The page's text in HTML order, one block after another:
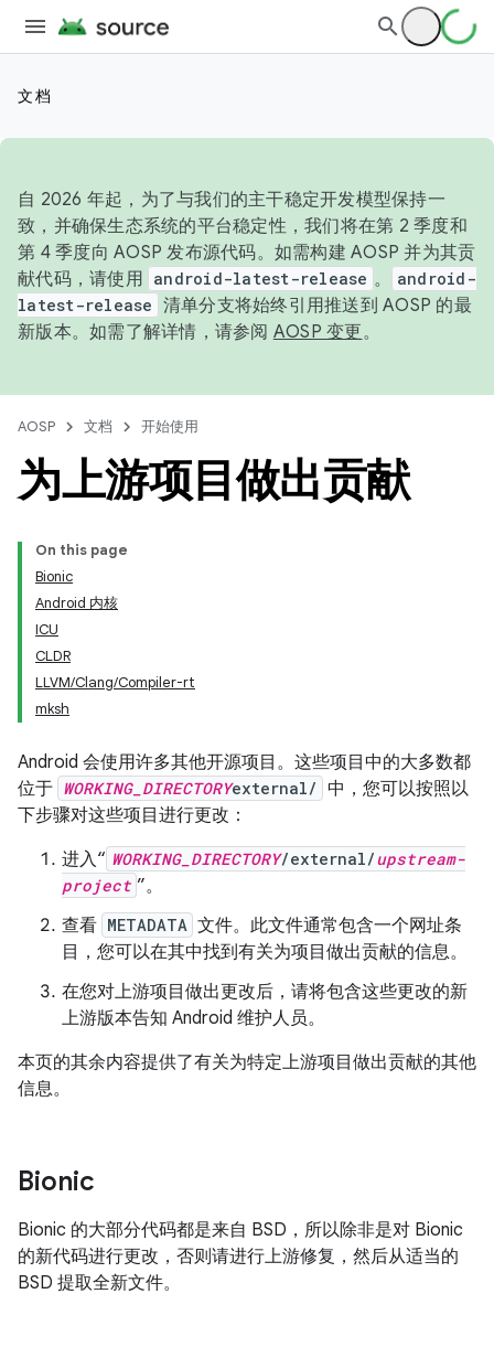
文档
自 2026 年起，为了与我们的主干稳定开发模型保持一
致，并确保生态系统的平台稳定性，我们将在第 2 季度和
第 4 季度向 AOSP 发布源代码。如需构建 AOSP 并为其贡
献代码，请使用 android-latest-release 。
android-
latest-release 清单分支将始终引用推送到 AOSP 的最
新版本。如需了解详情，请参阅 AOSP 变更。
AOSP 文档 开始使用
为上游项目做出贡献
On this page
Bionic
Android 内核
ICU
CLDR
LLVM/Clang/Compiler-rt
mksh
Android 会使用许多其他开源项目。这些项目中的大多数都
位于 WORKING_DIRECTORYexternal/ 中，您可以按照以
下步骤对这些项目进行更改：
进入“ WORKING_DIRECTORY/external/upstream-
project ”。
查看 METADATA 文件。此文件通常包含一个网址条
目，您可以在其中找到有关为项目做出贡献的信息。
在您对上游项目做出更改后，请将包含这些更改的新
上游版本告知 Android 维护人员。
本页的其余内容提供了有关为特定上游项目做出贡献的其他
信息。
Bionic
Bionic 的大部分代码都是来自 BSD，所以除非是对 Bionic
的新代码进行更改，否则请进行上游修复，然后从适当的
BSD 提取全新文件。